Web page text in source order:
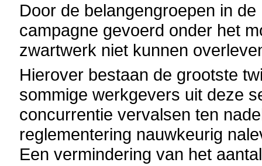
Door de belangengroepen in
campagne gevoerd onder het
zwartwerk niet kunnen
Hierover bestaan de grootste
sommige werkgevers uit deze
concurrentie vervalsen ten
reglementering nauwkeurig
Een vermindering van het